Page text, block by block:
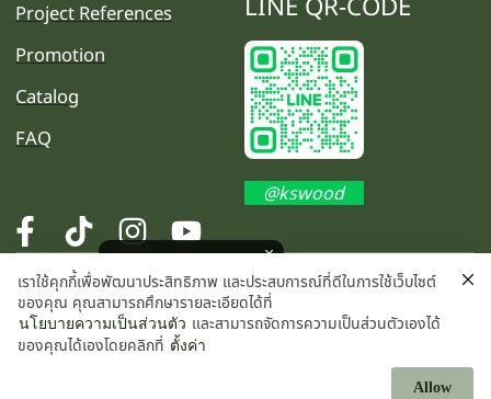
Project References
Promotion
Catalog
FAQ
@kswood
©2025 K.S. WOOD CO., LTD. All rights reserved.
เราใช้คุกกี้เพื่อพัฒนาประสิทธิภาพ และประสบการณ์ที่ดีในการใช้เว็บไซต์
ของคุณ คุณสามารถศึกษารายละเอียดได้ที่
นโยบายความเป็นส่วนตัว และสามารถจัดการความเป็นส่วนตัวเองได้
ของคุณได้เองโดยคลิกที่ ตั้งค่า
Allow